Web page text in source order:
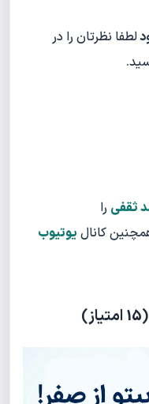
لطفا نظرتان را در
ثقفی را
کانال یوتیوب